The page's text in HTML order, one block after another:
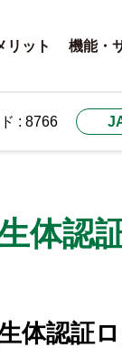
リット 機能・
: 8766
体認
体認証